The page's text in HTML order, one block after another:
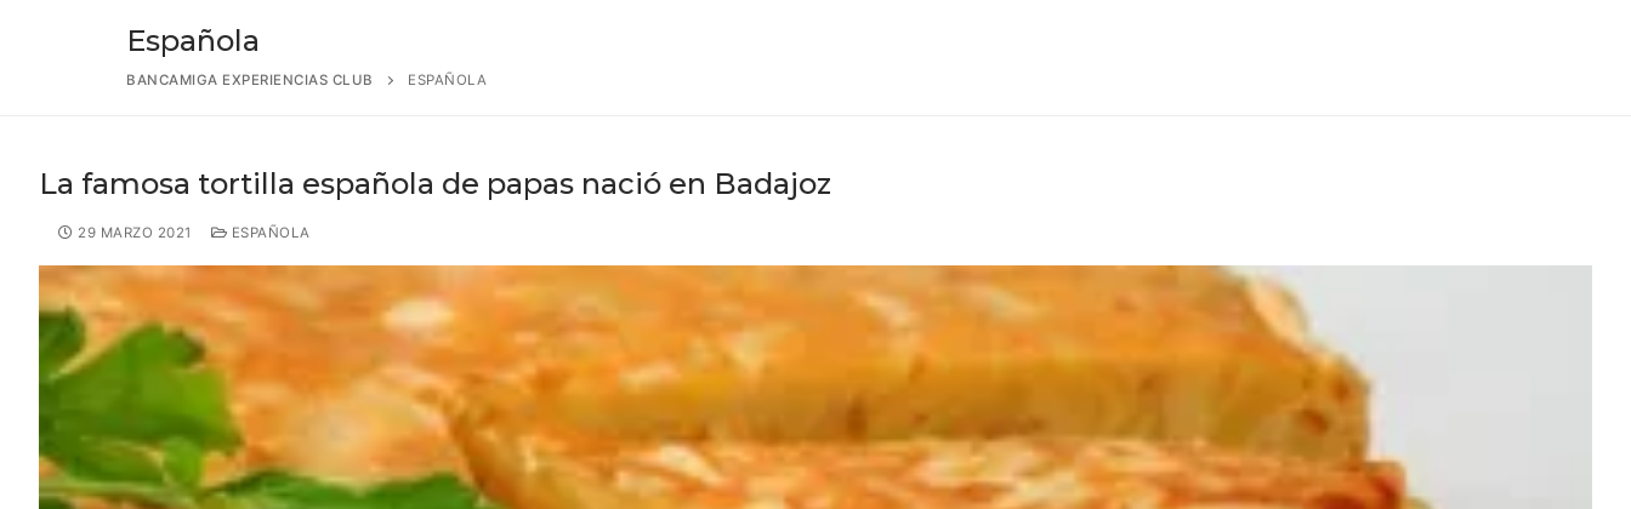
Española
BANCAMIGA EXPERIENCIAS CLUB ESPAÑOLA
La famosa tortilla española de papas nació en Badajoz
29 MARZO 2021 ESPAÑOLA